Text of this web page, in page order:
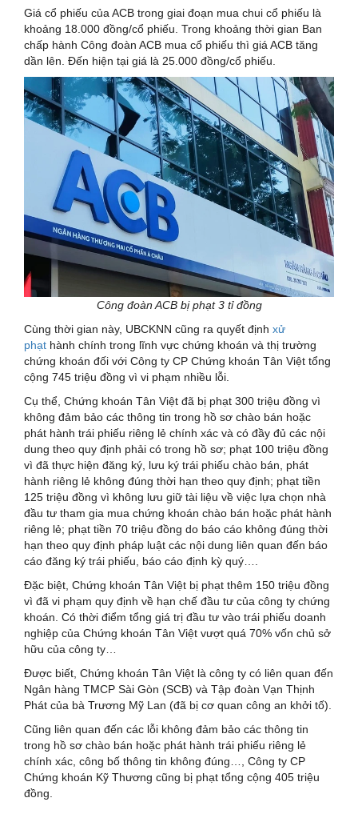
Giá cổ phiếu của ACB trong giai đoạn mua chui cổ phiếu là
khoảng 18.000 đồng/cổ phiếu. Trong khoảng thời gian Ban
chấp hành Công đoàn ACB mua cổ phiếu thì giá ACB tăng
dần lên. Đến hiện tại giá là 25.000 đồng/cổ phiếu.
Công đoàn ACB bị phạt 3 tỉ đồng
Cùng thời gian này, UBCKNN cũng ra quyết định xử
phạt hành chính trong lĩnh vực chứng khoán và thị trường
chứng khoán đối với Công ty CP Chứng khoán Tân Việt tổng
cộng 745 triệu đồng vì vi phạm nhiều lỗi.
Cụ thể, Chứng khoán Tân Việt đã bị phạt 300 triệu đồng vì
không đảm bảo các thông tin trong hồ sơ chào bán hoặc
phát hành trái phiếu riêng lẻ chính xác và có đầy đủ các nội
dung theo quy định phải có trong hồ sơ; phạt 100 triệu đồng
vì đã thực hiện đăng ký, lưu ký trái phiếu chào bán, phát
hành riêng lẻ không đúng thời hạn theo quy định; phạt tiền
125 triệu đồng vì không lưu giữ tài liệu về việc lựa chọn nhà
đầu tư tham gia mua chứng khoán chào bán hoặc phát hành
riêng lẻ; phạt tiền 70 triệu đồng do báo cáo không đúng thời
hạn theo quy định pháp luật các nội dung liên quan đến báo
cáo đăng ký trái phiếu, báo cáo định kỳ quý….
Đặc biệt, Chứng khoán Tân Việt bị phạt thêm 150 triệu đồng
vì đã vi phạm quy định về hạn chế đầu tư của công ty chứng
khoán. Có thời điểm tổng giá trị đầu tư vào trái phiếu doanh
nghiệp của Chứng khoán Tân Việt vượt quá 70% vốn chủ sở
hữu của công ty…
Được biết, Chứng khoán Tân Việt là công ty có liên quan đến
Ngân hàng TMCP Sài Gòn (SCB) và Tập đoàn Vạn Thịnh
Phát của bà Trương Mỹ Lan (đã bị cơ quan công an khởi tố).
Cũng liên quan đến các lỗi không đảm bảo các thông tin
trong hồ sơ chào bán hoặc phát hành trái phiếu riêng lẻ
chính xác, công bố thông tin không đúng…, Công ty CP
Chứng khoán Kỹ Thương cũng bị phạt tổng cộng 405 triệu
đồng.